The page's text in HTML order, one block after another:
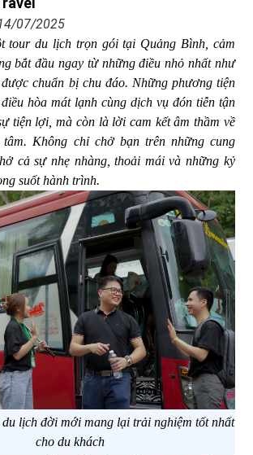
07/2025
tour du lịch trọn gói tại Quảng Bình, cảm
bắt đầu ngay từ những điều nhỏ nhất như
chuẩn bị chu đáo. Những phương tiện
hòa mát lạnh cùng dịch vụ đón tiễn tận
tiện lợi, mà còn là lời cam kết âm thầm về
tâm. Không chỉ chở bạn trên những cung
cả sự nhẹ nhàng, thoải mái và những kỷ
suốt hành trình.
lịch đời mới mang lại trải nghiệm tốt nhất
cho du khách